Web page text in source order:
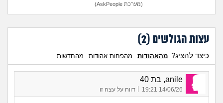
(מערכת AskPeople)
עצות הגולשים (2
)
כיצד להציג? מהאהודות מהפחות אהודות מהחדשות
anile, בת 40
14/06/26 19:21
| דווח על עצה זו